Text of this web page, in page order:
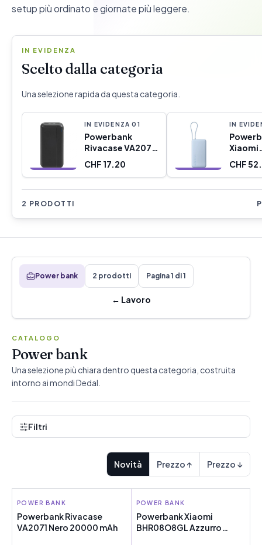
setup più ordinato e giornate più leggere.
IN EVIDENZA
Scelto dalla categoria
Una selezione rapida da questa categoria.
IN EVIDENZA 0 1
Powerbank
Rivacase VA2071
Nero 20000 mAh
CHF 17.20
IN
Xiaomi
mAh
CHF
2 PRODOTTI
Power bank 2 prodotti Pagina 1 di 1
← Lavoro
CATALOGO
Power bank
Una selezione più chiara dentro questa categoria, costruita
intorno ai mondi Dedal.
Filtri
Novità Prezzo ↑ Prezzo ↓
RIVACASE
POCHI PEZZI
POWER BANK
Powerbank Rivacase
VA2071 Nero 20000 mAh
XIAOMI
POCHI PEZZI
POWER BANK
Powerbank Xiaomi
BHR08O8GL Azzurro